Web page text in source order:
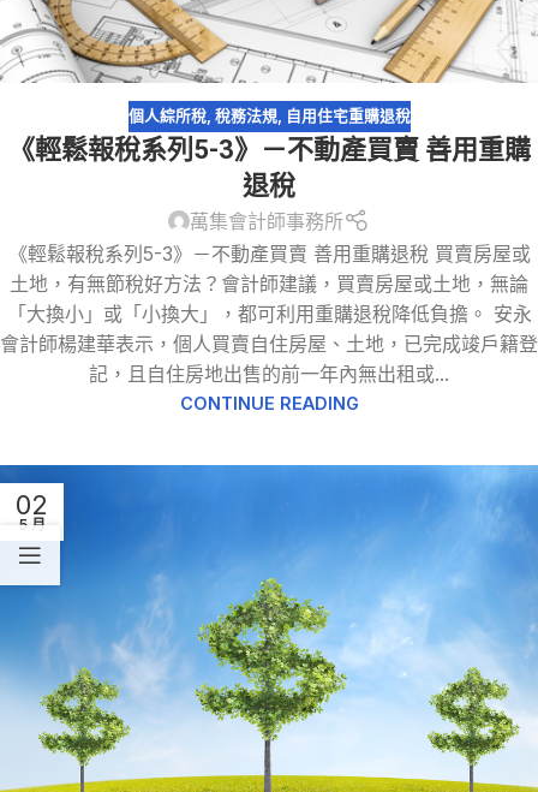
個人綜所稅, 稅務法規, 自用住宅重購退稅
《輕鬆報稅系列5-3》－不動產買賣 善用重購
退稅
萬集會計師事務所
《輕鬆報稅系列5-3》－不動產買賣 善用重購退稅 買賣房屋或
土地，有無節稅好方法？會計師建議，買賣房屋或土地，無論
「大換小」或「小換大」，都可利用重購退稅降低負擔。 安永
會計師楊建華表示，個人買賣自住房屋、土地，已完成竣戶籍登
記，且自住房地出售的前一年內無出租或...
CONTINUE READING
02
5 月